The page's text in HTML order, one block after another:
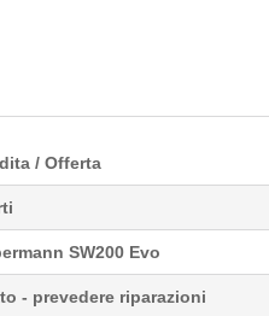
/ Offerta
SW200 Evo
- prevedere riparazioni